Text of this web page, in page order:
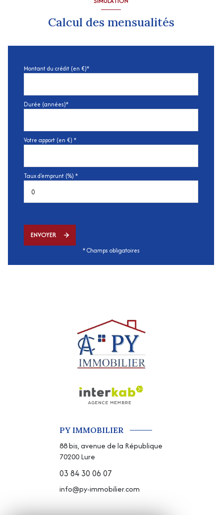
Calcul des mensualités
Montant du crédit (en €)*
Durée (années)*
Votre apport (en €) *
Taux d'emprunt (%) *
ENVOYER
* Champs obligatoires
PY IMMOBILIER
88 bis, avenue de la République
70200Lure
03 84 30 06 07
info@py-immobilier.com